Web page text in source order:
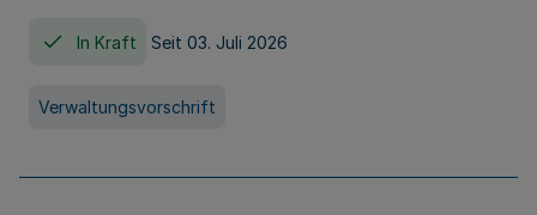
In Kraft Seit 03. Juli 2026
Verwaltungsvorschrift